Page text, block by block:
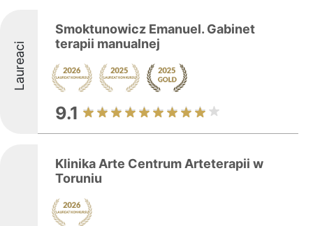
Laureaci
Smoktunowicz Emanuel. Gabinet
terapii manualnej
9.1
Klinika Arte Centrum Arteterapii w
Toruniu